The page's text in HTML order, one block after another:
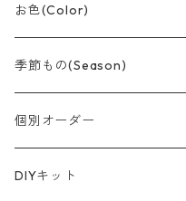
つり下げデザイン
おむつケーキ
スティック
スティックブーケ
結婚祝い
卒業
記念日
出産祝い
〜¥1,500
〜¥3,000
〜¥5,000
〜¥8,000
お色(Color)
赤系
黄色/オレンジ系
ピンク系
季節もの(Season)
春/Spring
節分
夏/Summer
個別オーダー
DIYキット